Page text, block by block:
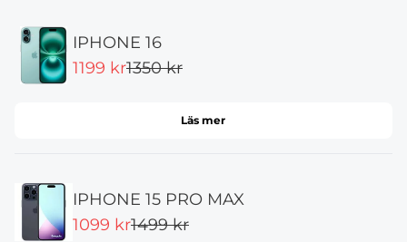
IPHONE 16
1199 kr1350 kr
Läs mer
IPHONE 15 PRO MAX
1099 kr1499 kr